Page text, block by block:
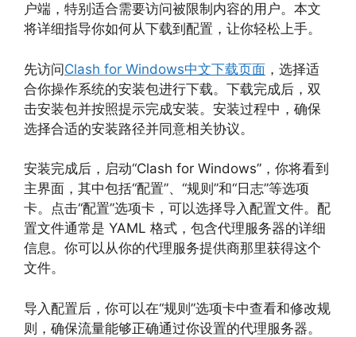
户端，特别适合需要访问被限制内容的用户。本文
将详细指导你如何从下载到配置，让你轻松上手。
先访问Clash for Windows中文下载页面 ，选择适
合你操作系统的安装包进行下载。下载完成后，双
击安装包并按照提示完成安装。安装过程中，确保
选择合适的安装路径并同意相关协议。
安装完成后，启动“Clash for Windows”，你将看到
主界面，其中包括“配置”、“规则”和“日志”等选项
卡。点击“配置”选项卡，可以选择导入配置文件。配
置文件通常是 YAML 格式，包含代理服务器的详细
信息。你可以从你的代理服务提供商那里获得这个
文件。
导入配置后，你可以在“规则”选项卡中查看和修改规
则，确保流量能够正确通过你设置的代理服务器。